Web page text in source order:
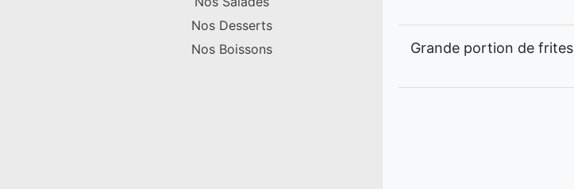
Nos Desserts
Nos Boissons
Grande portion de frites